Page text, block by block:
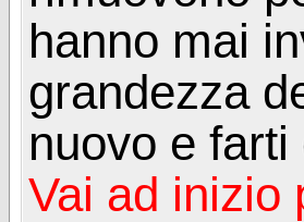
hanno mai
grandezza
nuovo e
Vai ad inizio